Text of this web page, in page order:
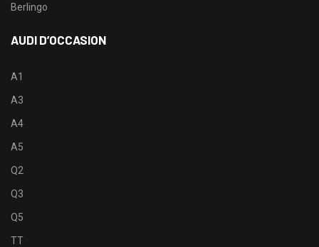
Berlingo
AUDI D’OCCASION
A1
A3
A4
A5
Q2
Q3
Q5
TT